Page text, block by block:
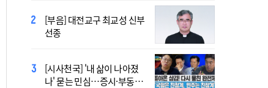
[부음] 대전교구 최교성 신부
선종
[시사천국] '내 삶이 나아졌
나' 묻는 민심…증시·부동산
2027 서울 세계청년대회 주
제가 공개…희망의 선율 울
대전신학교 유학 사제, 중국
최연소 주교 됐다